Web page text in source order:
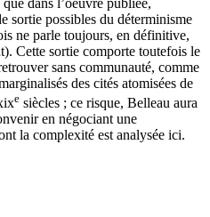
sortie possibles du déterminisme
ne parle toujours, en définitive,
Cette sortie comporte toutefois le
sans communauté, comme
des cités atomisées de
e siècles ; ce risque, Belleau aura
en négociant une
la complexité est analysée ici.